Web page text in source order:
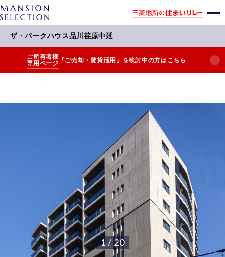
ザ・パークハウス品川荏原中延
ご所有者様
専用ページ 「ご売却・賃貸活用」を検討中の方はこちら
1 / 20